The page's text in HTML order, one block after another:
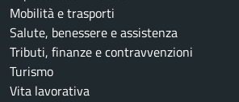
Mobilità e trasporti
Salute, benessere e assistenza
Tributi, finanze e contravvenzioni
Turismo
Vita lavorativa